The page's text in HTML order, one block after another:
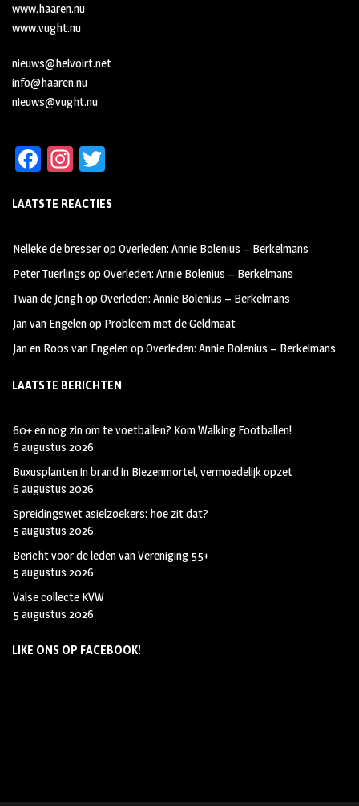
www.haaren.nu
www.vught.nu
nieuws@helvoirt.net
info@haaren.nu
nieuws@vught.nu
Fa
b
oo
k
In
ag
m
tt
LAATSTE REACTIES
Nelleke de bresseropOverleden: Annie Bolenius – Berkelmans
Peter Tuerlings opOverleden: Annie Bolenius – Berkelmans
Twan de JonghopOverleden: Annie Bolenius – Berkelmans
Jan van Engelenop Probleem met de Geldmaat
Jan en Roos van EngelenopOverleden: Annie Bolenius – Berkelmans
LAATSTE BERICHTEN
60+ en nog zin om te voetballen? Kom Walking Footballen!
6 augustus 2026
Buxusplanten in brand in Biezenmortel, vermoedelijk opzet
6 augustus 2026
Spreidingswet asielzoekers: hoe zit dat?
5 augustus 2026
Bericht voor de leden van Vereniging 55+
5 augustus 2026
Valse collecte KVW
5 augustus 2026
LIKE ONS OP FACEBOOK!